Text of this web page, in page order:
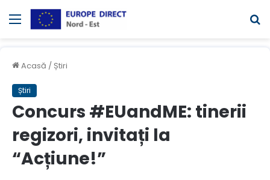
Meniul
Acasă / Știri
Știri
Concurs #EUandME: tinerii
regizori, invitați la
“Acțiune!”